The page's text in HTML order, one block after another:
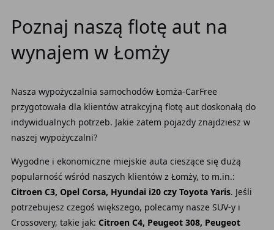
Poznaj naszą flotę aut na
wynajem w Łomży
Nasza wypożyczalnia samochodów Łomża-CarFree
przygotowała dla klientów atrakcyjną flotę aut doskonałą do
indywidualnych potrzeb. Jakie zatem pojazdy znajdziesz w
naszej wypożyczalni?
Wygodne i ekonomiczne miejskie auta cieszące się dużą
popularność wśród naszych klientów z Łomży, to m.in.:
Citroen C3, Opel Corsa, Hyundai i20 czy Toyota Yaris. Jeśli
potrzebujesz czegoś większego, polecamy nasze SUV-y i
Crossovery, takie jak: Citroen C4, Peugeot 308, Peugeot